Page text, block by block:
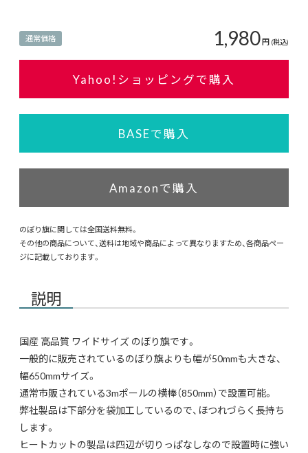
通常価格 1,980円 (税込)
Yahoo!ショッピングで購入
BASEで購入
Amazonで購入
のぼり旗に関しては全国送料無料。
その他の商品について、送料は地域や商品によって異なりますため、各商品ペー
ジに記載しております。
説明
国産 高品質 ワイドサイズ のぼり旗です。
一般的に販売されているのぼり旗よりも幅が50mmも大きな、
幅650mmサイズ。
通常市販されている3mポールの横棒（850mm）で設置可能。
弊社製品は下部分を袋加工しているので、ほつれづらく長持ち
します。
ヒートカットの製品は四辺が切りっぱなしなので設置時に強い